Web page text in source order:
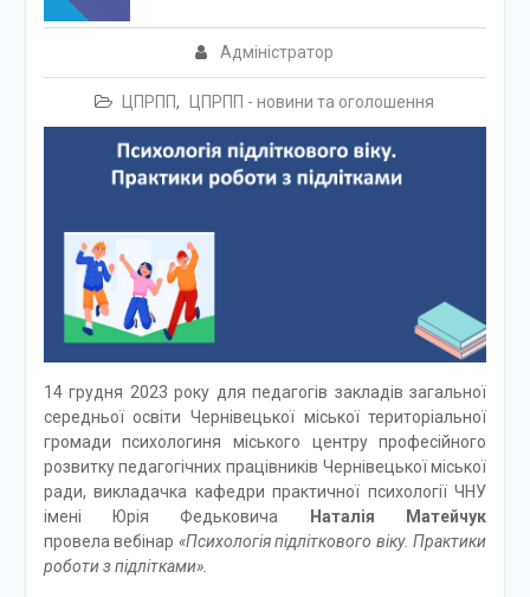
Адміністратор
ЦПРПП, ЦПРПП - новини та оголошення
14 грудня 2023 року для педагогів закладів загальної
середньої освіти Чернівецької міської територіальної
громади психологиня міського центру професійного
розвитку педагогічних працівників Чернівецької міської
ради, викладачка кафедри практичної психології ЧНУ
імені Юрія Федьковича
Наталія Матейчук
провела вебінар «Психологія підліткового віку. Практики
роботи з підлітками».